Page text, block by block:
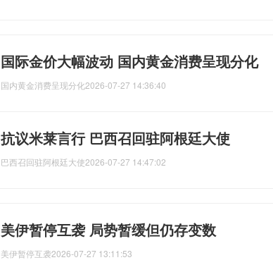
国际金价大幅波动 国内黄金消费呈现分化
国内黄金消费呈现分化2026-07-27 14:36:40
抗议米莱言行 巴西召回驻阿根廷大使
巴西召回驻阿根廷大使2026-07-27 14:47:02
美伊暂停互袭 局势暂缓但仍存变数
美伊暂停互袭2026-07-27 13:11:53